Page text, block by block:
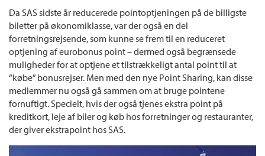
Da SAS sidste år reducerede pointoptjeningen på de billigste
biletter på økonomiklasse, var der også en del
forretningsrejsende, som kunne se frem til en reduceret
optjening af eurobonus point – dermed også begrænsede
muligheder for at optjene et tilstrækkeligt antal point til at
“købe” bonusrejser. Men med den nye Point Sharing, kan disse
medlemmer nu også gå sammen om at bruge pointene
fornuftigt. Specielt, hvis der også tjenes ekstra point på
kreditkort, leje af biler og køb hos forretninger og restauranter,
der giver ekstrapoint hos SAS.